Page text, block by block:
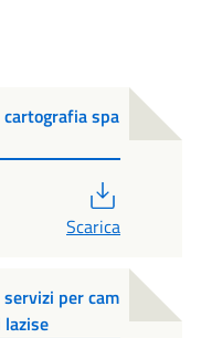
spa
Scarica
per cam
lazise